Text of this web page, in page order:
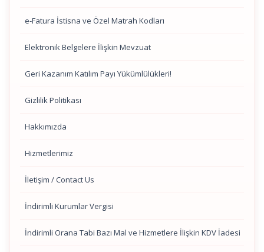
e-Fatura İstisna ve Özel Matrah Kodları
Elektronik Belgelere İlişkin Mevzuat
Geri Kazanım Katılım Payı Yükümlülükleri!
Gizlilik Politikası
Hakkımızda
Hizmetlerimiz
İletişim / Contact Us
İndirimli Kurumlar Vergisi
İndirimli Orana Tabi Bazı Mal ve Hizmetlere İlişkin KDV İadesi